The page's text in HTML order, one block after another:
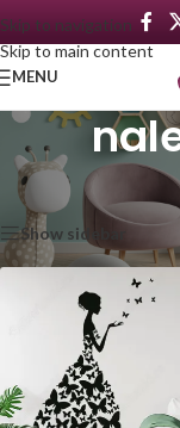
Skip to navigation
Skip to main content
MENU
Početna
Proizvod
Show sidebar